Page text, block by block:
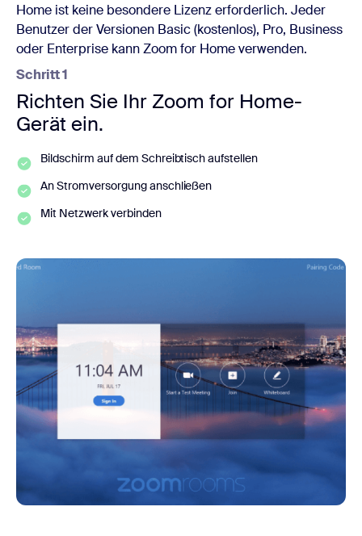
Home ist keine besondere Lizenz erforderlich. Jeder
Benutzer der Versionen Basic (kostenlos), Pro, Business
oder Enterprise kann Zoom for Home verwenden.
Schritt 1
Richten Sie Ihr Zoom for Home-
Gerät ein.
Bildschirm auf dem Schreibtisch aufstellen
An Stromversorgung anschließen
Mit Netzwerk verbinden